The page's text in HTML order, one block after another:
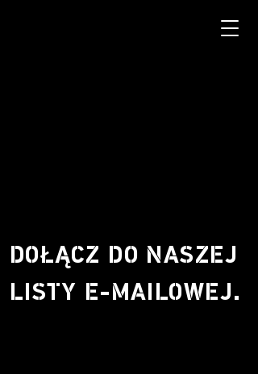
DOŁĄCZ DO NASZEJ
LISTY E-MAILOWEJ.